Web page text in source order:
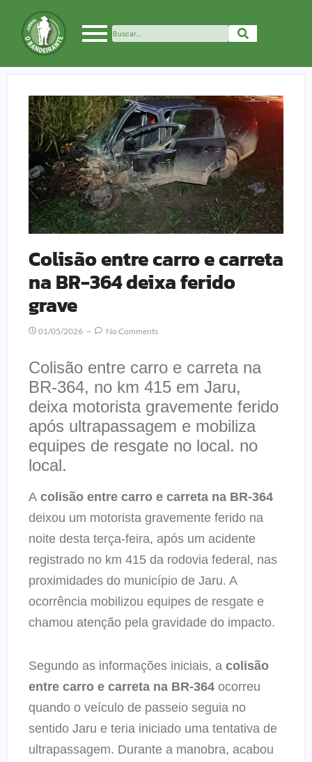
Colisão entre carro e carreta
na BR-364 deixa ferido
grave
01/05/2026 No Comments
Colisão entre carro e carreta na
BR-364, no km 415 em Jaru,
deixa motorista gravemente ferido
após ultrapassagem e mobiliza
equipes de resgate no local. no
local.
A colisão entre carro e carreta na BR-364
deixou um motorista gravemente ferido na
noite desta terça-feira, após um acidente
registrado no km 415 da rodovia federal, nas
proximidades do município de Jaru. A
ocorrência mobilizou equipes de resgate e
chamou atenção pela gravidade do impacto.
Segundo as informações iniciais, a colisão
entre carro e carreta na BR-364 ocorreu
quando o veículo de passeio seguia no
sentido Jaru e teria iniciado uma tentativa de
ultrapassagem. Durante a manobra, acabou